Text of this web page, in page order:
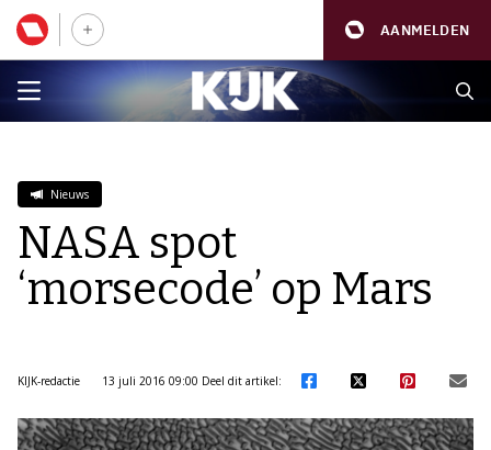
AANMELDEN
Nieuws
NASA spot
‘morsecode’ op Mars
KIJK-redactie 13 juli 2016 09:00 Deel dit artikel: